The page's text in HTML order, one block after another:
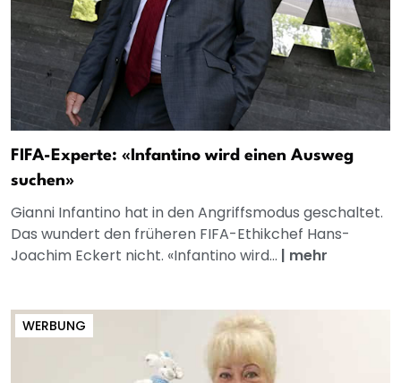
FIFA-Experte: «Infantino wird einen Ausweg
suchen»
Gianni Infantino hat in den Angriffsmodus geschaltet.
Das wundert den früheren FIFA-Ethikchef Hans-
Joachim Eckert nicht. «Infantino wird... | mehr
WERBUNG